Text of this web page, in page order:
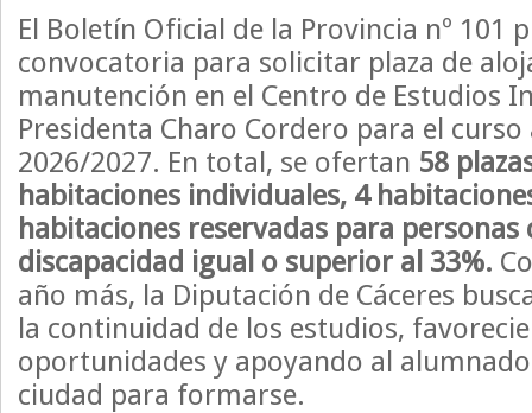
El Boletín Oficial de la Provincia nº 101
convocatoria para solicitar plaza de
manutención en el Centro de Estudios
Presidenta Charo Cordero para el curso
2026/2027. En total, se ofertan 58
habitaciones individuales, 4
habitaciones reservadas para
discapacidad igual o superior al 33%.
año más, la Diputación de Cáceres
la continuidad de los estudios,
oportunidades y apoyando al
ciudad para formarse.